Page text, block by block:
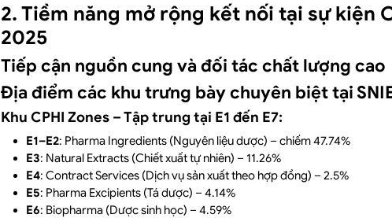
2. Tiềm năng mở rộng kết nối tại sự kiện
2025
Tiếp cận nguồn cung và đối tác chất lượng cao
Địa điểm các khu trưng bày chuyên biệt tại
Khu CPHI Zones – Tập trung tại E1 đến E7:
E1–E2: Pharma Ingredients (Nguyên liệu dược) – chiếm 47.74%
E3: Natural Extracts (Chiết xuất tự nhiên) – 11.26%
E4: Contract Services (Dịch vụ sản xuất theo hợp đồng) – 2.5%
E5: Pharma Excipients (Tá dược) – 4.14%
E6: Biopharma (Dược sinh học) – 4.59%